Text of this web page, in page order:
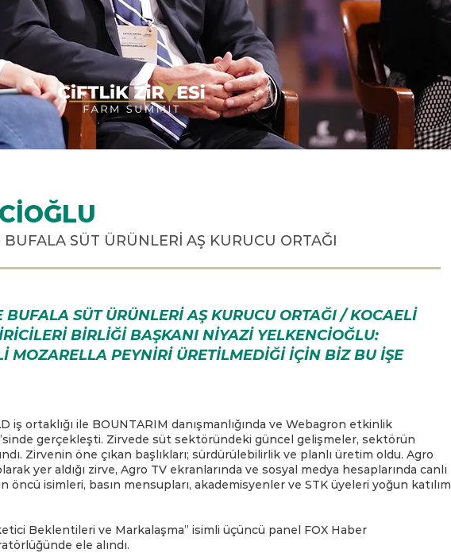
SÜT ÜRÜNLERİ AŞ KURUCU ORTAĞI
SÜT ÜRÜNLERİ AŞ KURUCU ORTAĞI / KOCAELİ
BİRLİĞİ BAŞKANI NİYAZİ YELKENCİOĞLU:
MOZARELLA PEYNİRİ ÜRETİLMEDİĞİ İÇİN BİZ BU İŞE
iş ortaklığı ile BOUNTARIM danışmanlığında ve Webagron etkinlik
gerçekleşti. Zirvede süt sektöründeki güncel gelişmeler, sektörün
Zirvenin öne çıkan başlıkları; sürdürülebilirlik ve planlı üretim oldu. Agro
yer aldığı zirve, Agro TV ekranlarında ve sosyal medya hesaplarında canlı
öncü isimleri, basın mensupları, akademisyenler ve STK üyeleri yoğun katılım
Beklentileri ve Markalaşma” isimli üçüncü panel FOX Haber
ele alındı.